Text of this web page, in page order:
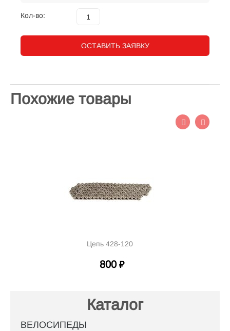
Кол-во:
ОСТАВИТЬ ЗАЯВКУ
Похожие товары
Цепь 428-120
800 ₽
Каталог
ВЕЛОСИПЕДЫ